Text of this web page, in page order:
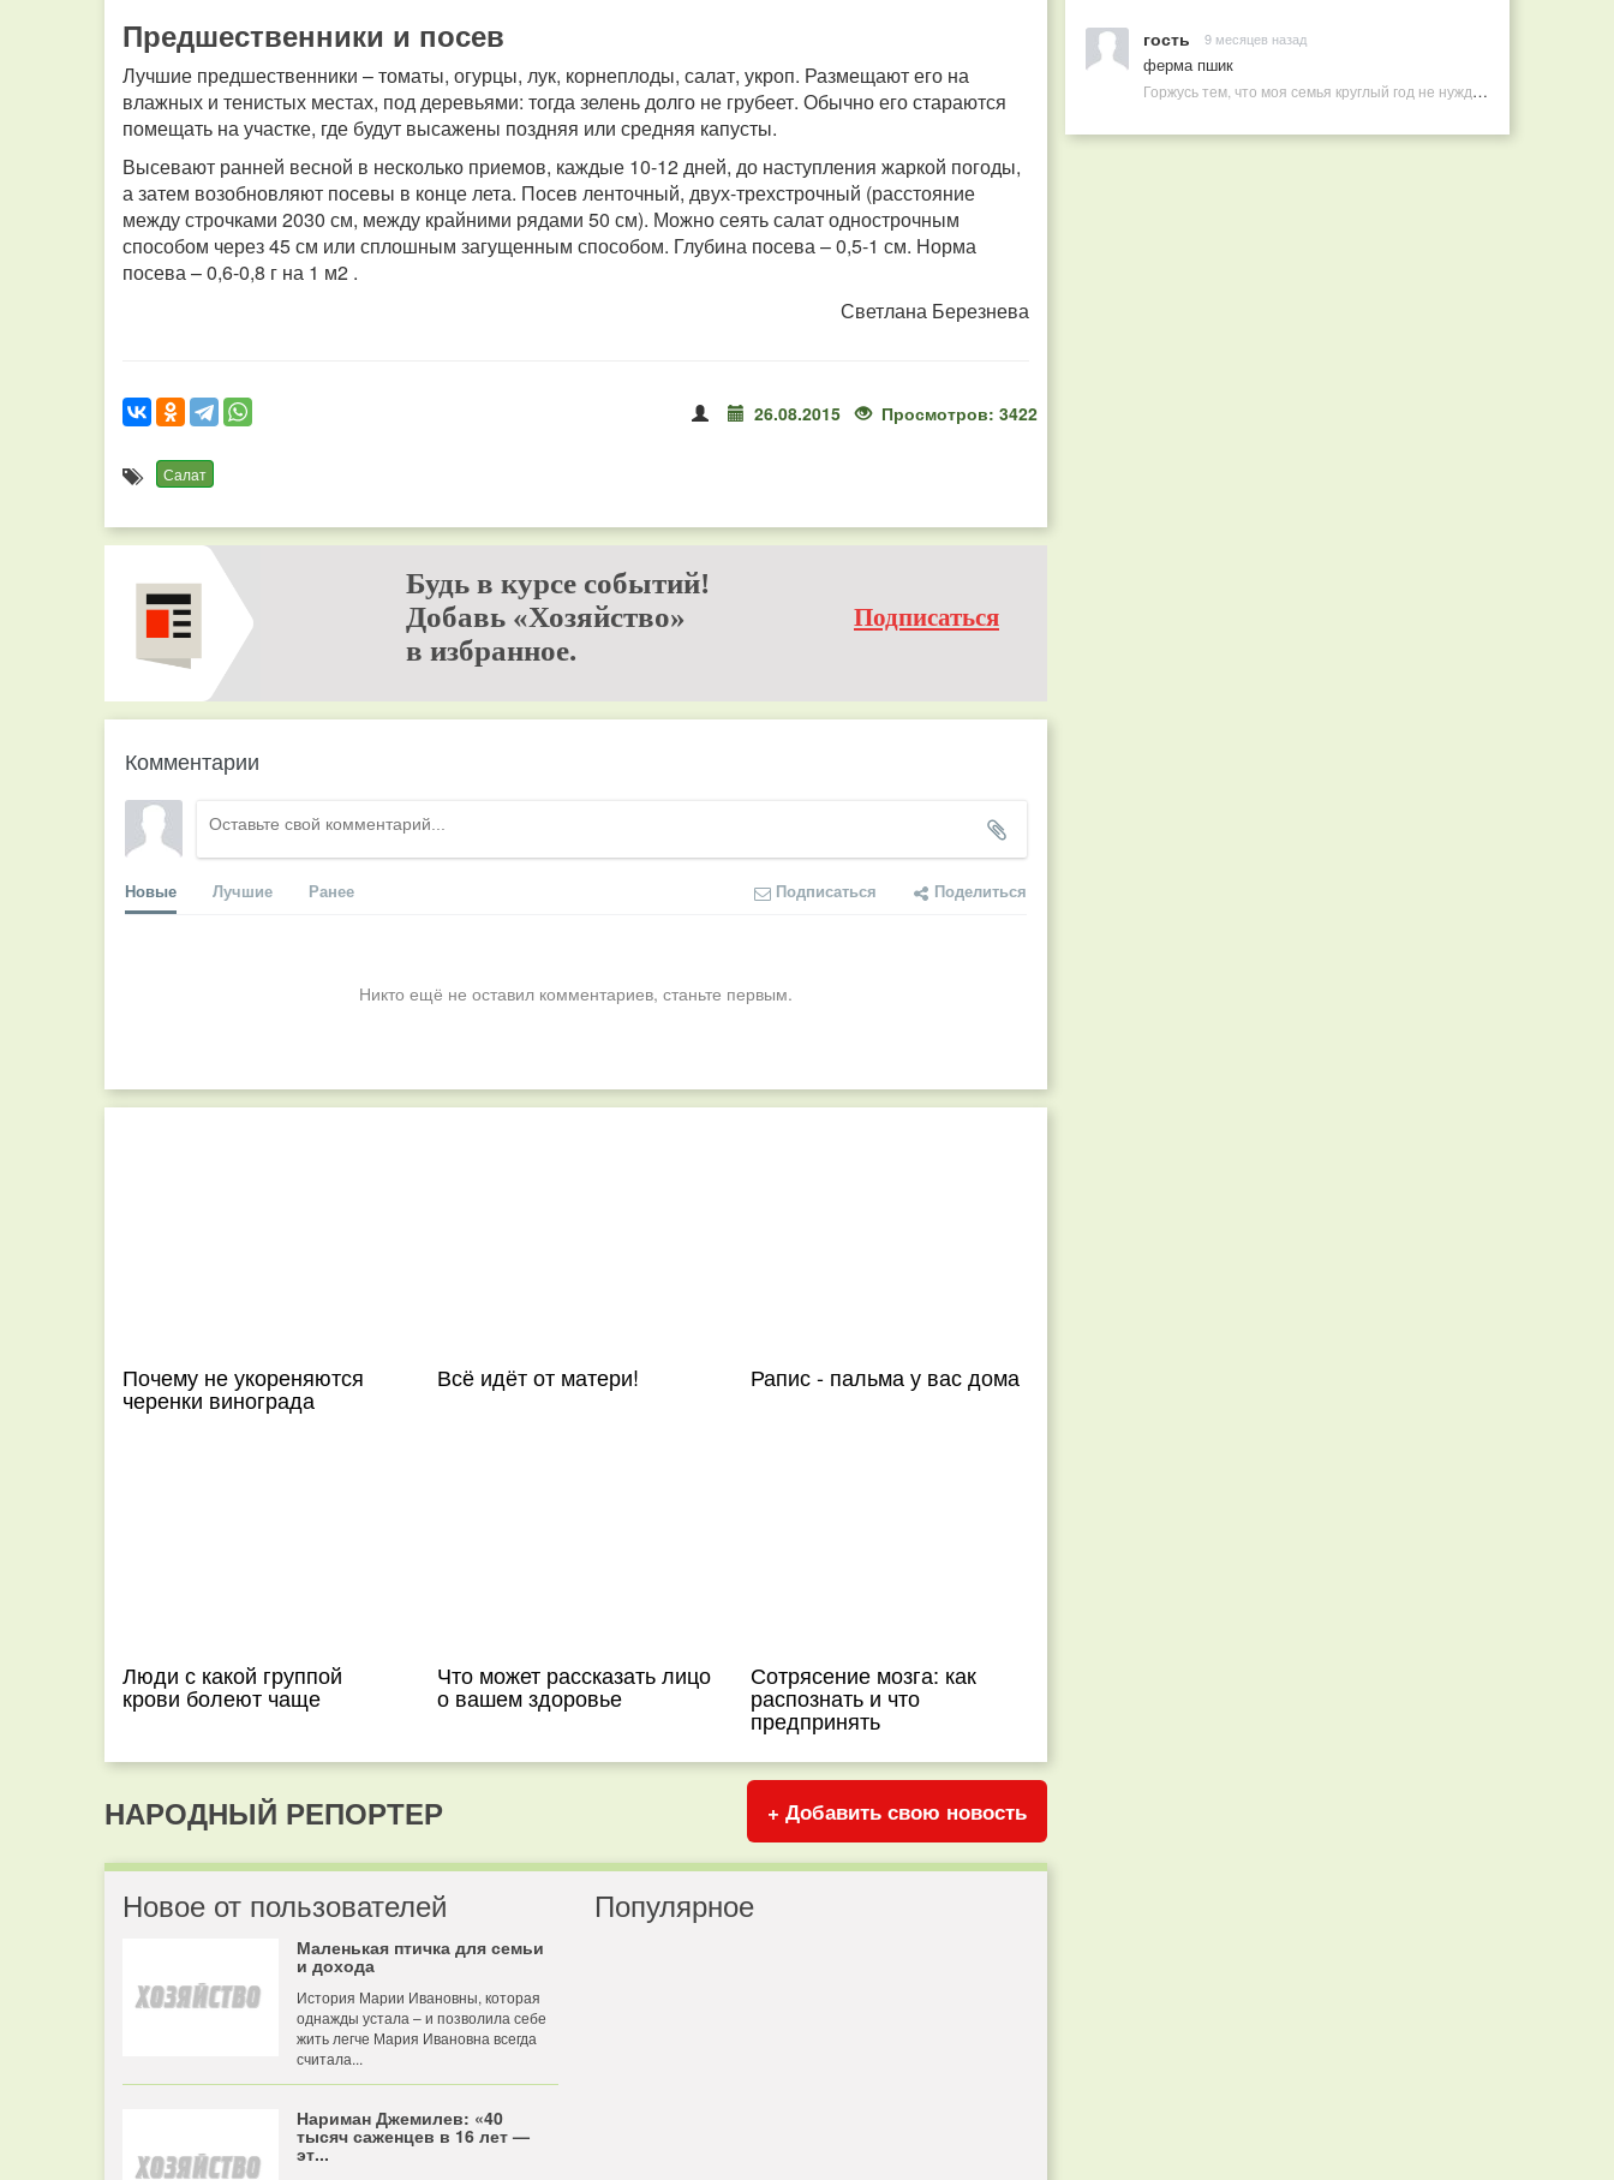
Предшественники и посев
Лучшие предшественники – томаты, огурцы, лук, корнеплоды, салат, укроп. Размещают его на
влажных и тенистых местах, под деревьями: тогда зелень долго не грубеет. Обычно его стараются
помещать на участке, где будут высажены поздняя или средняя капусты.
Высевают ранней весной в несколько приемов, каждые 10-12 дней, до наступления жаркой погоды,
а затем возобновляют посевы в конце лета. Посев ленточный, двух-трехстрочный (расстояние
между строчками 2030 см, между крайними рядами 50 см). Можно сеять салат однострочным
способом через 45 см или сплошным загущенным способом. Глубина посева – 0,5-1 см. Норма
посева – 0,6-0,8 г на 1 м2 .
Светлана Березнева
26.08.2015 Просмотров: 3422
Салат
Будь в курсе событий!
Добавь «Хозяйство»
в избранное.
Подписаться
Комментарии
Новые Лучшие Ранее Подписаться Поделиться
Никто ещё не оставил комментариев, станьте первым.
Почему не укореняются
черенки винограда
Всё идёт от матери! Рапис - пальма у вас дома
Люди с какой группой
крови болеют чаще
Что может рассказать лицо
о вашем здоровье
Сотрясение мозга: как
распознать и что
предпринять
НАРОДНЫЙ РЕПОРТЕР + Добавить свою новость
Новое от пользователей
Маленькая птичка для семьи
и дохода
История Марии Ивановны, которая
однажды устала – и позволила себе
жить легче Мария Ивановна всегда
считала...
Нариман Джемилев: «40
тысяч саженцев в 16 лет —
эт...
Популярное
гость 9 месяцев назад
ферма пшик
Горжусь тем, что моя семья круглый год не нуждается в покупных витаминах